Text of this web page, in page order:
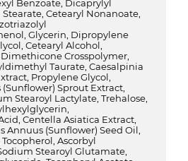
Benzoate, Dicaprylyl
Cetearyl Nonanoate,
Glycerin, Dipropylene
Cetearyl Alcohol,
Crosspolymer,
Taurate, Caesalpinia
Propylene Glycol,
Sprout Extract,
Stearoyl Lactylate, Trehalose,
Centella Asiatica Extract,
(Sunflower) Seed Oil,
Ascorbyl
Stearoyl Glutamate,